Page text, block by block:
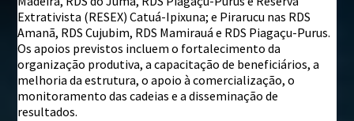
Extrativista (RESEX) Catuá-Ipixuna; e Pirarucu nas RDS
Amanã, RDS Cujubim, RDS Mamirauá e RDS Piagaçu-Purus.
Os apoios previstos incluem o fortalecimento da
organização produtiva, a capacitação de beneficiários, a
melhoria da estrutura, o apoio à comercialização, o
monitoramento das cadeias e a disseminação de
resultados.